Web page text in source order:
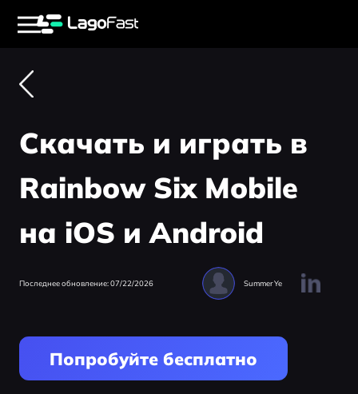
Скачать и играть в
Rainbow Six Mobile
на iOS и Android
Последнее обновление: 07/22/2026 Summer Ye
Попробуйте бесплатно